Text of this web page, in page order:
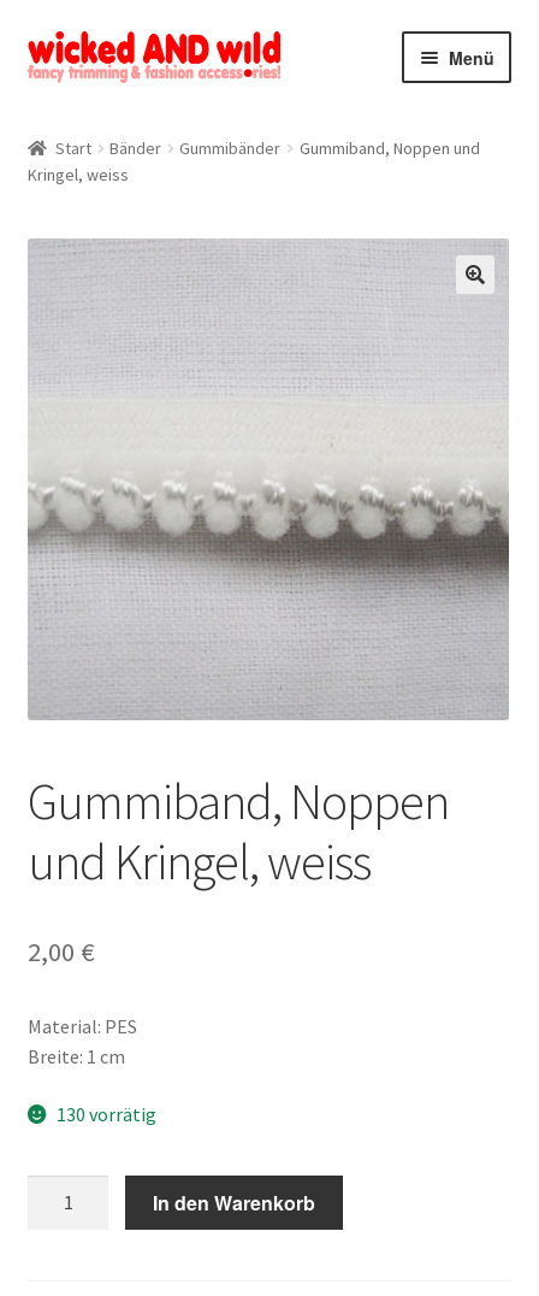
Zur
Navigation
Zum
Inhalt
Menü
Kategorien
Mein Konto
Kontakt
Start Bänder Gummibänder
Gummiband, Noppen und
Kringel, weiss
Gummiband, Noppen
und Kringel, weiss
2,00 €
Material: PES
Breite: 1 cm
130 vorrätig
In den Warenkorb